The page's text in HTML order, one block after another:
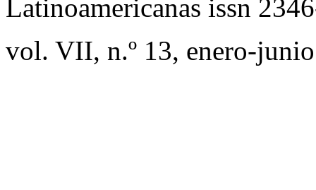
Latinoamericanas issn
vol. VII, n.º 13, enero-